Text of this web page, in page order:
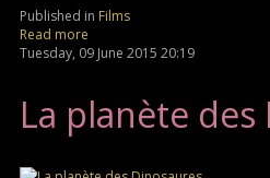
Published in Films
Read more
Tuesday, 09 June 2015 20:19
La planète des